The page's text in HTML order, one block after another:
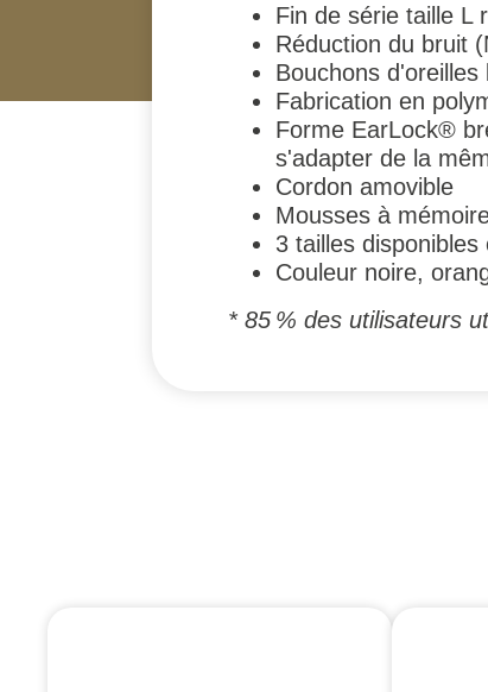
Fin de série taille L
Réduction du bruit
Bouchons
Fabrication en
Forme EarLock®
s'adapter de la
Cordon amovible
Mousses à
3 tailles
Couleur noire,
* 85 % des utilisateurs